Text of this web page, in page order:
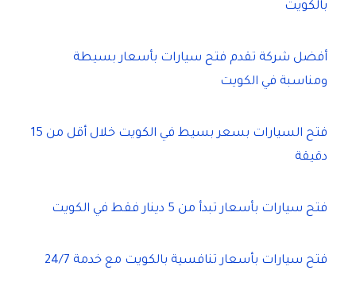
بالكويت
أفضل شركة تقدم فتح سيارات بأسعار بسيطة
ومناسبة في الكويت
فتح السيارات بسعر بسيط في الكويت خلال أقل من 15
دقيقة
فتح سيارات بأسعار تبدأ من 5 دينار فقط في الكويت
فتح سيارات بأسعار تنافسية بالكويت مع خدمة 24/7